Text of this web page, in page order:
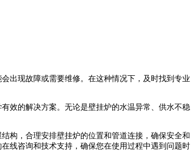
出现故障或需要维修。在这种情况下，及时找到专业
效的解决方案。无论是壁挂炉的水温异常、供水不稳
构，合理安排壁挂炉的位置和管道连接，确保安全和
线咨询和技术支持，确保您在使用过程中遇到问题时